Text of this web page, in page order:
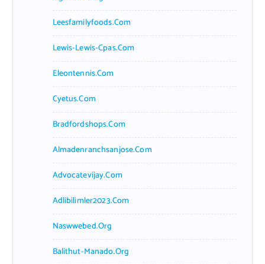
Leesfamilyfoods.com
Lewis-Lewis-Cpas.com
Eleontennis.com
Cyetus.com
Bradfordshops.com
Almadenranchsanjose.com
Advocatevijay.com
Adlibilimler2023.com
Naswwebed.org
Balithut-Manado.org